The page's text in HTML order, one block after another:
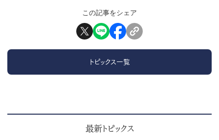
この記事をシェア
トピックス一覧
最新トピックス